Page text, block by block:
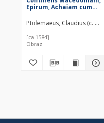
Epirum, Achaiam cum
Peloponnesum &
Cretam insulam
Ptolemaeus, Claudius (c. 100
[ca 1584]
Obraz